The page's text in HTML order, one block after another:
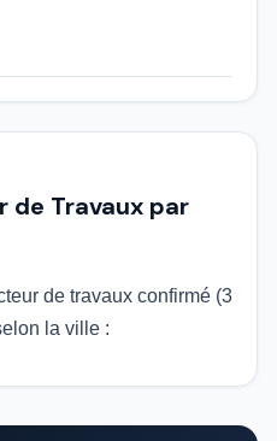
de Travaux par
de travaux confirmé (3
la ville :